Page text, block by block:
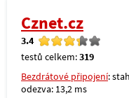
Cznet.cz
3.4
testů celkem:319
Bezdrátové připojení:
odezva: 13,2 ms